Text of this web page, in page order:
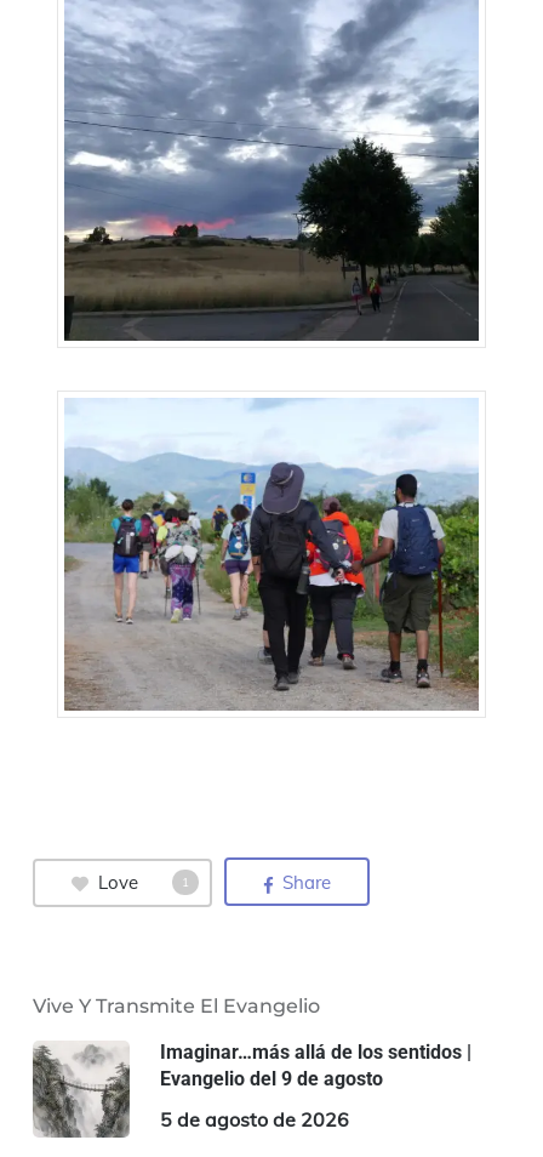
Love 1 Share
Vive Y Transmite El Evangelio
Imaginar…más allá de los sentidos |
Evangelio del 9 de agosto
5 de agosto de 2026